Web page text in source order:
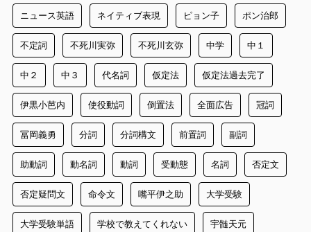
ニュース英語 ネイティブ表現 ピョン子 ポン治郎
不定詞 不死川実弥 不死川玄弥 中学 中１
中２ 中３ 代名詞 仮定法 仮定法過去完了
伊黒小芭内 使役動詞 倒置法 全面広告 冠詞
冨岡義勇 分詞 分詞構文 前置詞 副詞
助動詞 動名詞 動詞 受動態 名詞 否定文
否定疑問文 命令文 嘴平伊之助 大学受験
大学受験単語 学校で教えてくれない 宇髄天元